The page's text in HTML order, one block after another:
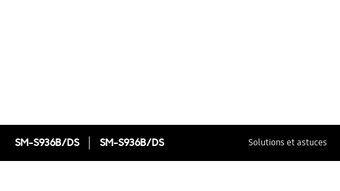
SM-S936B/DS SM-S936B/DS Solutions et astuces